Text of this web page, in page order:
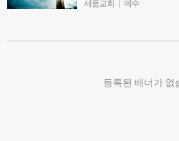
세움교회 예수
등록된 배너가 없